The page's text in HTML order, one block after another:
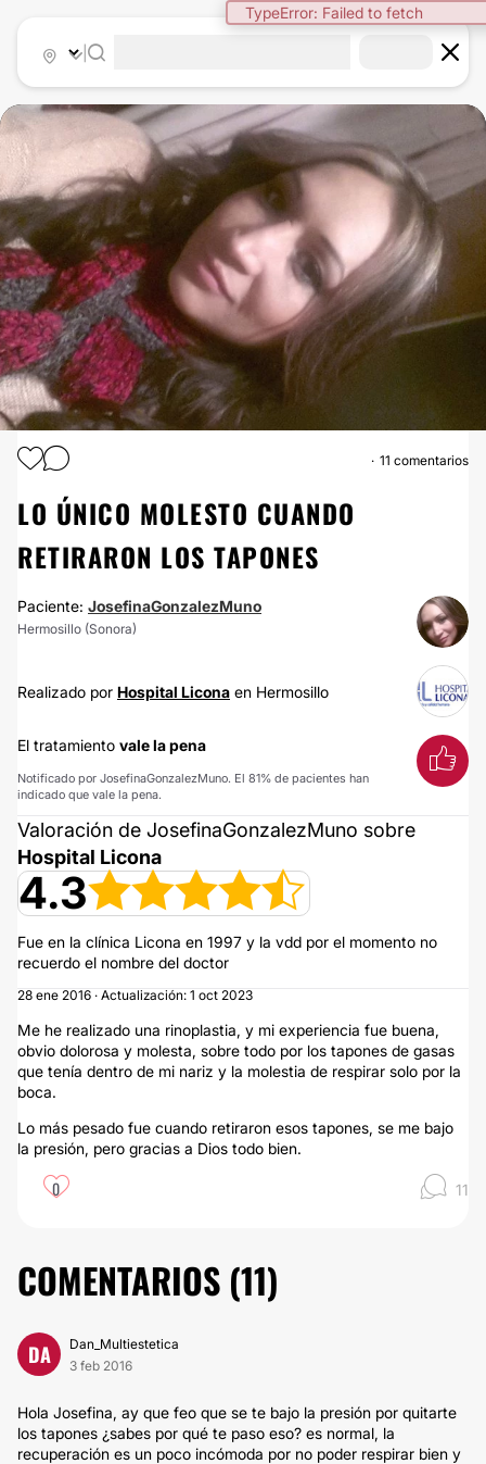
TypeError: Failed to fetch
RINOPLASTIA
11 comentarios
LO ÚNICO MOLESTO CUANDO
RETIRARON LOS TAPONES
Paciente: JosefinaGonzalezMuno
Hermosillo (Sonora)
Realizado por Hospital Licona en Hermosillo
El tratamiento vale la pena
Notificado por JosefinaGonzalezMuno. El 81% de pacientes han
indicado que vale la pena.
Valoración de JosefinaGonzalezMuno sobre
Hospital Licona
4.3
Fue en la clínica Licona en 1997 y la vdd por el momento no
recuerdo el nombre del doctor
28 ene 2016 · Actualización: 1 oct 2023
Me he realizado una rinoplastia, y mi experiencia fue buena,
obvio dolorosa y molesta, sobre todo por los tapones de gasas
que tenía dentro de mi nariz y la molestia de respirar solo por la
boca.
Lo más pesado fue cuando retiraron esos tapones, se me bajo
la presión, pero gracias a Dios todo bien.
0 11
COMENTARIOS (11)
DA
Dan_Multiestetica
3 feb 2016
Hola Josefina, ay que feo que se te bajo la presión por quitarte
los tapones ¿sabes por qué te paso eso? es normal, la
recuperación es un poco incómoda por no poder respirar bien y